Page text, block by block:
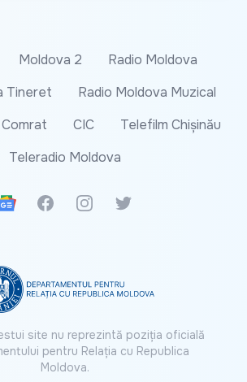
Moldova 2
Radio Moldova
Tineret
Radio Moldova Muzical
CIC
Telefilm Chișinău
Teleradio Moldova
News
FacebookInstagramTwitter
site nu reprezintă poziția oficială
pentru Relația cu Republica
Moldova.